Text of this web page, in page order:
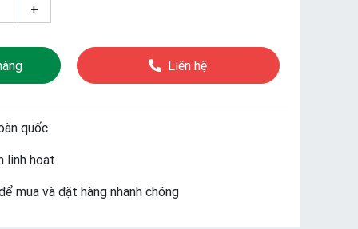
+
Liên hệ
quốc
linh hoạt
mua và đặt hàng nhanh chóng